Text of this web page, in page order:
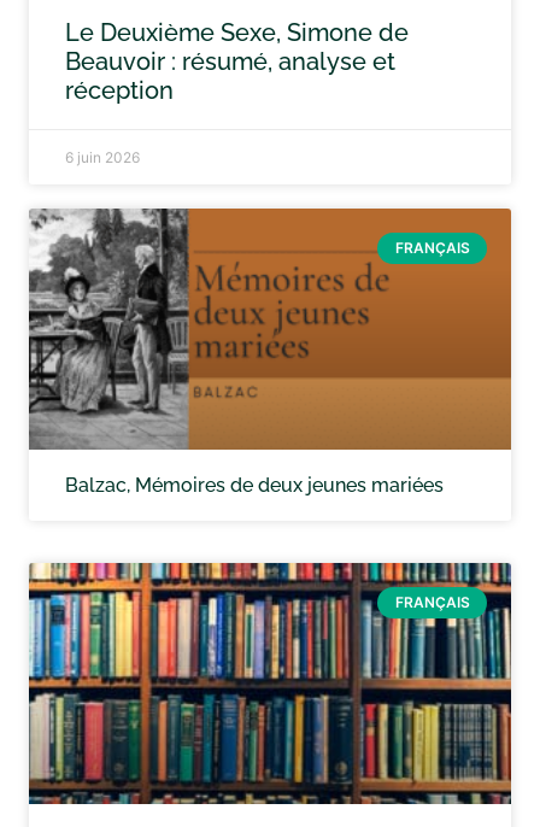
Le Deuxième Sexe, Simone de
Beauvoir : résumé, analyse et
réception
6 juin 2026
FRANÇAIS
Balzac, Mémoires de deux jeunes mariées
FRANÇAIS